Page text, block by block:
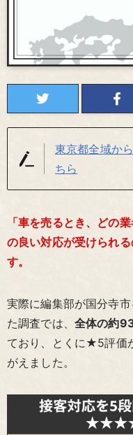
東京都全域か
ちら
「車を売るとき、どの
の良い対応が受けられ
す。
実際に編集部が国分寺
た調査では、 全体の約
ており、とくに★5評価
がえました。